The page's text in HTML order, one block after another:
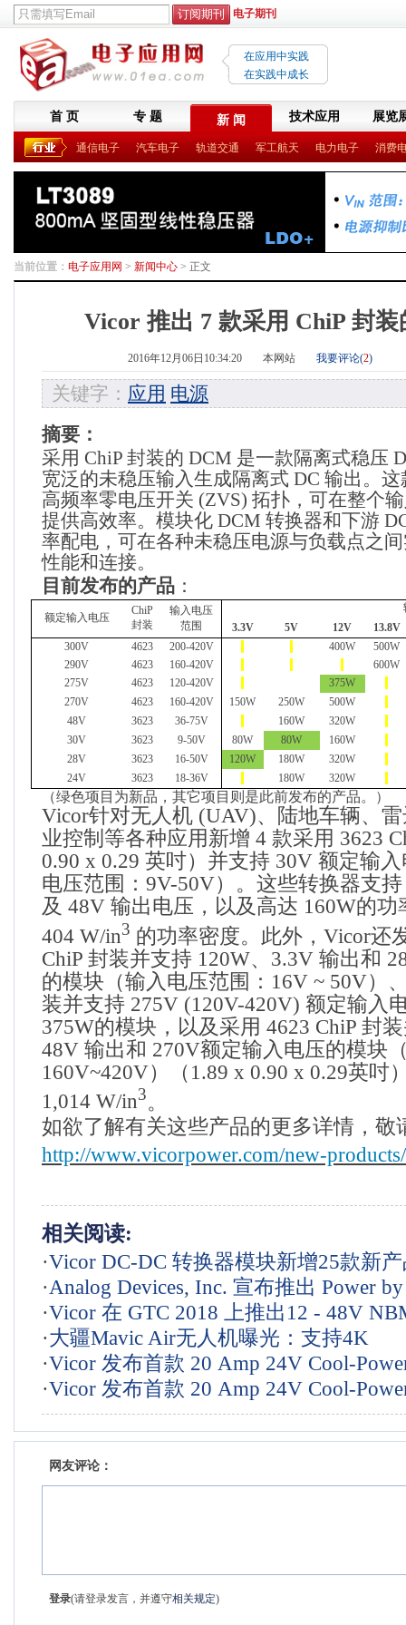
电子期刊
在应用中实践
在实践中成长
首 页 专 题 新 闻 技术应用 展览
通信电子 汽车电子 轨道交通 军工航天 电力电子 消费
当前位置： 电子应用网 > 新闻中心 > 正文
Vicor 推出 7 款采用 ChiP 封
2016年12月06日10:34:20 本网站 我要评论(2)
关键字： 应用 电源
摘要：
采用 ChiP 封装的 DCM 是一款隔离式稳压
宽泛的未稳压输入生成隔离式 DC 输出。这
高频率零电压开关 (ZVS) 拓扑，可在整个
提供高效率。模块化 DCM 转换器和下游
率配电，可在各种未稳压电源与负载点之
性能和连接。
目前发布的产品 ：
额定输入电压
ChiP
封装
输入电压
范围
3.3V
5V 12V
13.8V
300V
4623 200-420V 400W
500W
290V
4623 160-420V
600W
275V
4623 120-420V
375W
270V
4623 160-420V 150W 250W
500W
48V
3623 36-75V 160W
320W
30V
3623 9-50V 80W 80W
160W
28V
3623 16-50V 120W 180W
320W
24V
3623 18-36V 180W 320W
（绿色项目为新品，其它项目则是此前发布的产品。）
Vicor针对无人机 (UAV)、陆地车辆、
业控制等各种应用新增 4 款采用 3623
0.90 x 0.29 英吋）并支持 30V 额定输
电压范围： 9V-50V）。这些转换器支持
及 48V 输出电压，以及高达 160W的功
404 W/in3 的功率密度。此外， Vicor还
ChiP 封装并支持 120W、 3.3V 输出和
的模块（输入电压范围： 16V ~ 50V）
装并支持 275V (120V-420V) 额定输入
375W的模块，以及采用 4623 ChiP 封
48V 输出和 270V额定输入电压的模块
160V~420V）（ 1.89 x 0.90 x 0.29英吋
1,014 W/in3。
如欲了解有关这些产品的更多详情，敬
http://www.vicorpower.com/new-
相关阅读:
·Vicor DC-DC 转换器模块新增25款新
至-55°C仍可以工作
·Analog Devices, Inc. 宣布推出 Power
LTC3894
·Vicor 在 GTC 2018 上推出12 - 48V
·大疆Mavic Air无人机曝光：支持4K
·Vicor 发布首款 20 Amp 24V Cool-
压稳压器
·Vicor 发布首款 20 Amp 24V Cool-
压稳压器
网友评论：
登录(请登录发言，并遵守相关规定)